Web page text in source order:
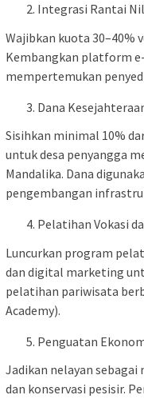
Integrasi Rantai
Wajibkan kuota 30–40%
Kembangkan platform
mempertemukan
Dana
Sisihkan minimal 10%
untuk desa penyangga
Mandalika. Dana
pengembangan
Pelatihan Vokasi
Luncurkan program
dan digital marketing
pelatihan pariwisata
Academy).
Penguatan
Jadikan nelayan
dan konservasi pesisir.